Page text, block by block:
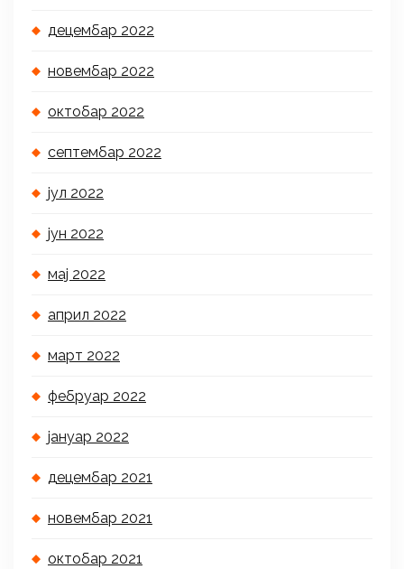
децембар 2022
новембар 2022
октобар 2022
септембар 2022
јул 2022
јун 2022
мај 2022
април 2022
март 2022
фебруар 2022
јануар 2022
децембар 2021
новембар 2021
октобар 2021